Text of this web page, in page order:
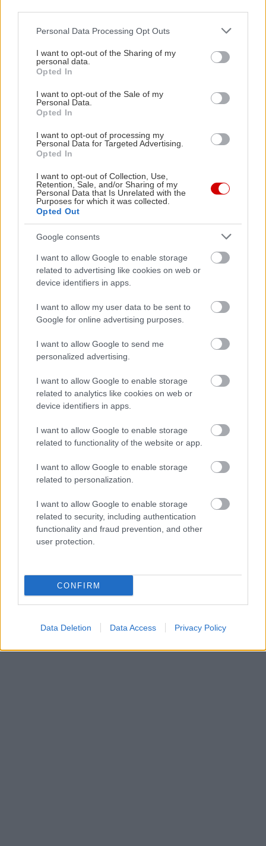
Please note that this website/app uses one or more Google
not limited to your visit or usage behaviour. You may click to
grant or deny consent to Google and its third-party tags to
use your data for below specified purposes in below Google
consent section.
Personal Data Processing Opt Outs
I want to opt-out of the Sharing of my
personal data.
Opted In
I want to opt-out of the Sale of my
Personal Data.
Opted In
I want to opt-out of processing my
Personal Data for Targeted Advertising.
Opted In
I want to opt-out of Collection, Use,
Retention, Sale, and/or Sharing of my
Personal Data that Is Unrelated with the
Purposes for which it was collected.
Opted Out
Google consents
I want to allow Google to enable storage
related to advertising like cookies on web or
device identifiers in apps.
I want to allow my user data to be sent to
Google for online advertising purposes.
I want to allow Google to send me
personalized advertising.
I want to allow Google to enable storage
related to analytics like cookies on web or
device identifiers in apps.
I want to allow Google to enable storage
related to functionality of the website or app.
I want to allow Google to enable storage
related to personalization.
I want to allow Google to enable storage
related to security, including authentication
functionality and fraud prevention, and other
user protection.
CONFIRM
Data Deletion Data Access Privacy Policy
Time: "Πρόσωπο της χρονιάς ο Zuckerberg
του Facebook"
Γιατί
PODCASTS
«Εγώ είμαι η ανάπηρη, αυτοί είναι οι μ***ες» –
Η Maria Rolls χωρίς φίλτρο
Περδίκι